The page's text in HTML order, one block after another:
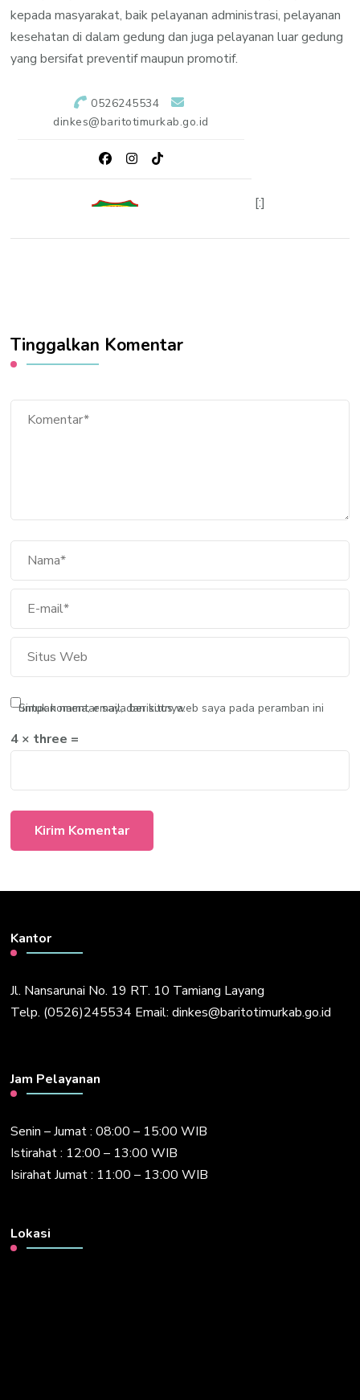
kepada masyarakat, baik pelayanan administrasi, pelayanan
kesehatan di dalam gedung dan juga pelayanan luar gedung
yang bersifat preventif maupun promotif.
[:]
Tinggalkan Komentar
Simpan nama, email, dan situs web saya pada peramban ini untuk komentar saya berikutnya.
4 × three =
Kantor
Jl. Nansarunai No. 19 RT. 10 Tamiang Layang
Telp. (0526)245534 Email: dinkes@baritotimurkab.go.id
Jam Pelayanan
Senin – Jumat : 08:00 – 15:00 WIB
Istirahat : 12:00 – 13:00 WIB
Isirahat Jumat : 11:00 – 13:00 WIB
Lokasi